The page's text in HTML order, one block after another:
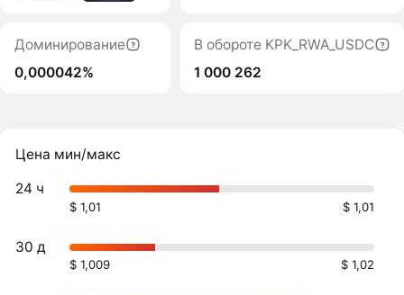
Доминирование
0,000042%
В обороте KPK_RWA_USDC
1 000 262
Цена мин/макс
24 ч
$ 1,01 $ 1,01
30 д
$ 1,009 $ 1,02